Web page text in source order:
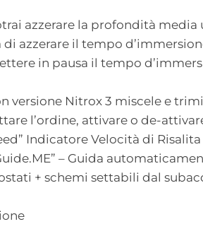
azzerare la profondità media
azzerare il tempo
in pausa il tempo
versione Nitrox 3 miscele e
l’ordine, attivare o de-
Indicatore Velocità di
– Guida
+ schemi settabili dal